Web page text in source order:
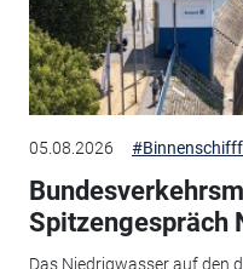
05.08.2026
Spitzengespräch
Das Niedrigwasser auf den